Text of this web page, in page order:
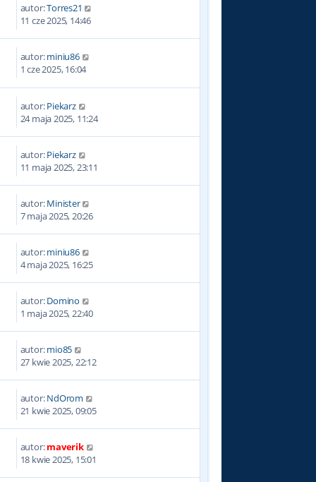
autor:Torres21
11 cze 2025, 14:46
autor:miniu86
1 cze 2025, 16:04
autor:Piekarz
24 maja 2025, 11:24
autor:Piekarz
11 maja 2025, 23:11
autor:Minister
7 maja 2025, 20:26
autor:miniu86
4 maja 2025, 16:25
autor:Domino
1 maja 2025, 22:40
autor:mio85
27 kwie 2025, 22:12
autor:NdOrom
21 kwie 2025, 09:05
autor:maverik
18 kwie 2025, 15:01